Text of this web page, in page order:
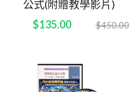
公式(附贈教學影片)
$135.00
$450.00